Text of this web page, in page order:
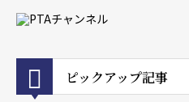
ピックアップ記事